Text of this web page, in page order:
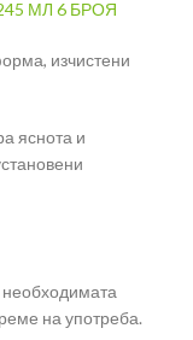
МЛ 6 БРОЯ
изчистени
яснота и
необходимата
на употреба.